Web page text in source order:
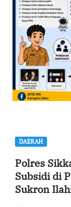
DAERAH
Polres
Subsidi di
Sukron